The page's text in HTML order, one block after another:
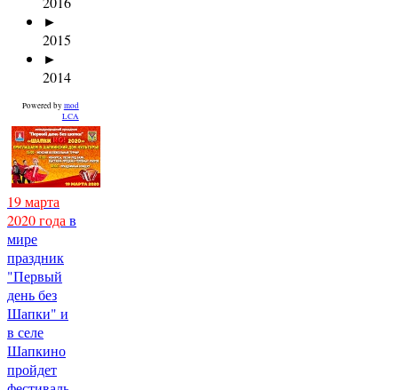
►
2015
►
2014
Powered by mod
LCA
19 марта
2020 года в
мире
праздник
"Первый
день без
Шапки" и
в селе
Шапкино
пройдет